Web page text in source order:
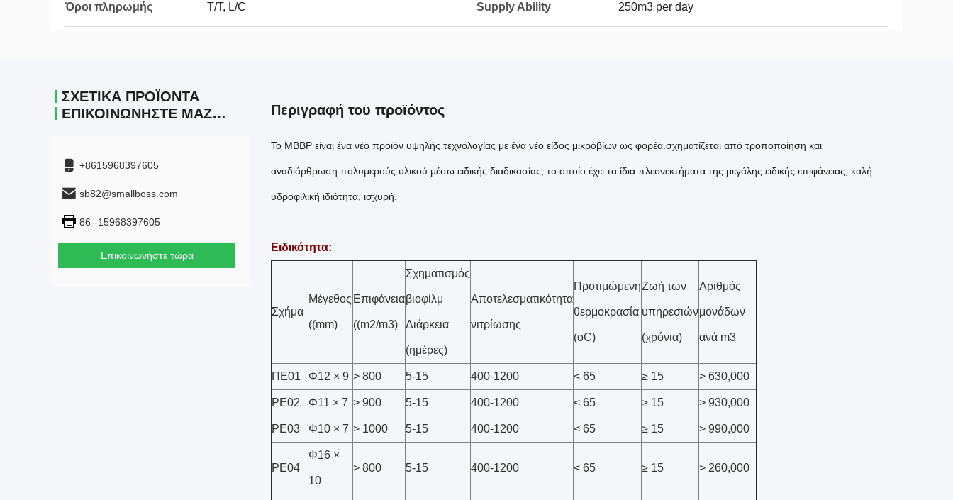
Όροι πληρωμής T/T, L/C Supply Ability 250m3 per day
ΣΧΕΤΙΚΆ ΠΡΟΪΌΝΤΑ
ΕΠΙΚΟΙΝΩΝΉΣΤΕ ΜΑΖΊ ΜΑΣ.
+8615968397605
sb82@smallboss.com
86--15968397605
Επικοινωνήστε τώρα
Περιγραφή του προϊόντος
Το ΜΒΒΡ είναι ένα νέο προϊόν υψηλής τεχνολογίας με ένα νέο είδος μικροβίων ως φορέα.σχηματίζεται από τροποποίηση και
αναδιάρθρωση πολυμερούς υλικού μέσω ειδικής διαδικασίας, το οποίο έχει τα ίδια πλεονεκτήματα της μεγάλης ειδικής επιφάνειας, καλή
υδροφιλική ιδιότητα, ισχυρή.
Ειδικότητα:
Σχήμα
Μέγεθος
((mm)
Επιφάνεια
((m2/m3)
Σχηματισμός
βιοφίλμ
Διάρκεια
(ημέρες)
Αποτελεσματικότητα
νιτρίωσης
Προτιμώμενη
θερμοκρασία
(oC)
Ζωή των
υπηρεσιών
(χρόνια)
Αριθμός
μονάδων
ανά m3
ΠΕ01 Φ12 × 9 > 800 5-15 400-1200 < 65 ≥ 15 > 630,000
PE02 Φ11 × 7 > 900 5-15 400-1200 < 65 ≥ 15 > 930,000
PE03 Φ10 × 7 > 1000 5-15 400-1200 < 65 ≥ 15 > 990,000
PE04
Φ16 ×
10
> 800 5-15 400-1200 < 65 ≥ 15 > 260,000